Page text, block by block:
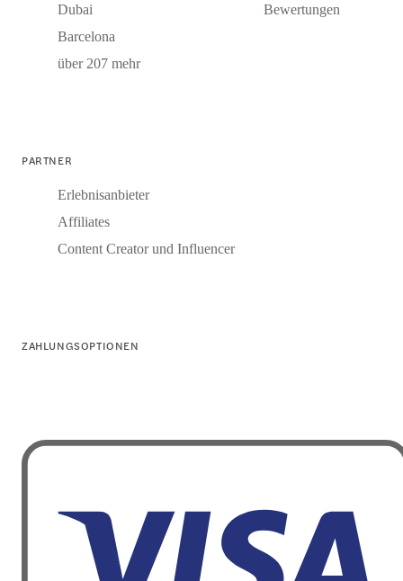
Dubai
Barcelona
über 207 mehr
Bewertungen
PARTNER
Erlebnisanbieter
Affiliates
Content Creator und Influencer
ZAHLUNGSOPTIONEN